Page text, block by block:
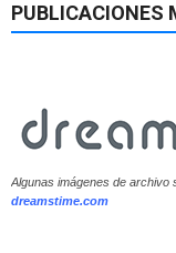
PUBLICACIONES
Algunas imágenes de archivo
dreamstime.com